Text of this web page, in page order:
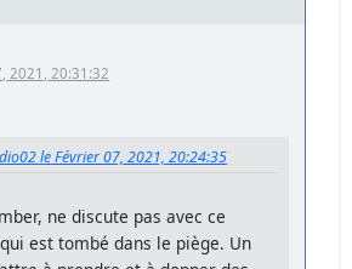
2021, 20:31:32
le Février 07, 2021, 20:24:35
ne discute pas avec ce
est tombé dans le piège. Un